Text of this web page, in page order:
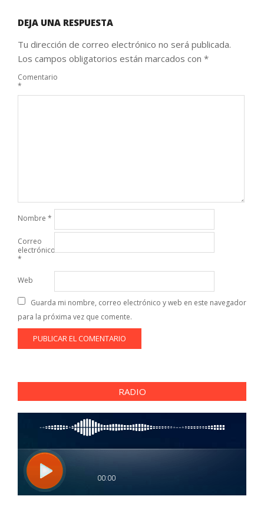
DEJA UNA RESPUESTA
Tu dirección de correo electrónico no será publicada.
Los campos obligatorios están marcados con *
Comentario
*
Nombre *
Correo
electrónico
*
Web
Guarda mi nombre, correo electrónico y web en este navegador
para la próxima vez que comente.
RADIO